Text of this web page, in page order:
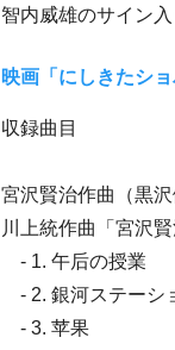
智内威雄のサイン入
映画「にしきたショ
収録曲目
宮沢賢治作曲（黒
川上統作曲「宮沢賢
- 1. 午后の授業
- 2. 銀河ステーシ
- 3. 苹果